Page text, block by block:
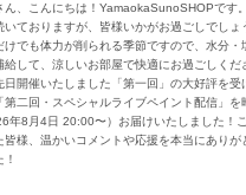
ん、こんにちは！YamaokaSunoSHOPです
いておりますが、皆様いかがお過ごしでしょ
けでも体力が削られる季節ですので、水分・
給して、涼しいお部屋で快適にお過ごしくだ
日開催いたしました「第一回」の大好評を受
第二回・スペシャルライブペイント配信」を
年8月4日 20:00〜）お届けいたしました！
皆様、温かいコメントや応援を本当にありが
！